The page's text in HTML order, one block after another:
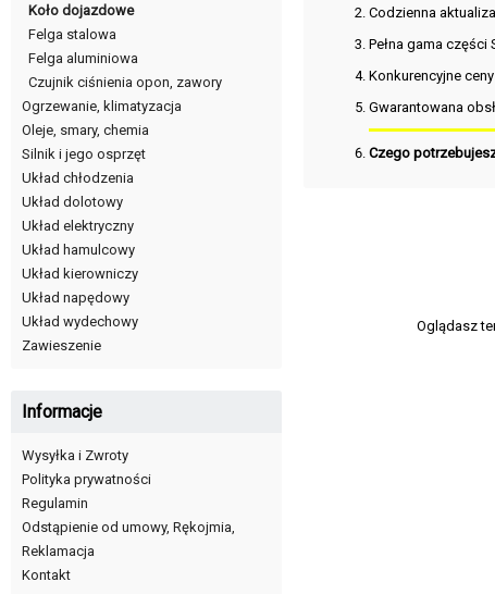
Codzienna
Pełna gama części
Konkurencyjne ceny
Gwarantowana
Czego
Oglądasz
Koło dojazdowe
Felga stalowa
Felga aluminiowa
Czujnik ciśnienia opon, zawory
Ogrzewanie, klimatyzacja
Oleje, smary, chemia
Silnik i jego osprzęt
Układ chłodzenia
Układ dolotowy
Układ elektryczny
Układ hamulcowy
Układ kierowniczy
Układ napędowy
Układ wydechowy
Zawieszenie
Informacje
Wysyłka i Zwroty
Polityka prywatności
Regulamin
Odstąpienie od umowy, Rękojmia,
Reklamacja
Kontakt